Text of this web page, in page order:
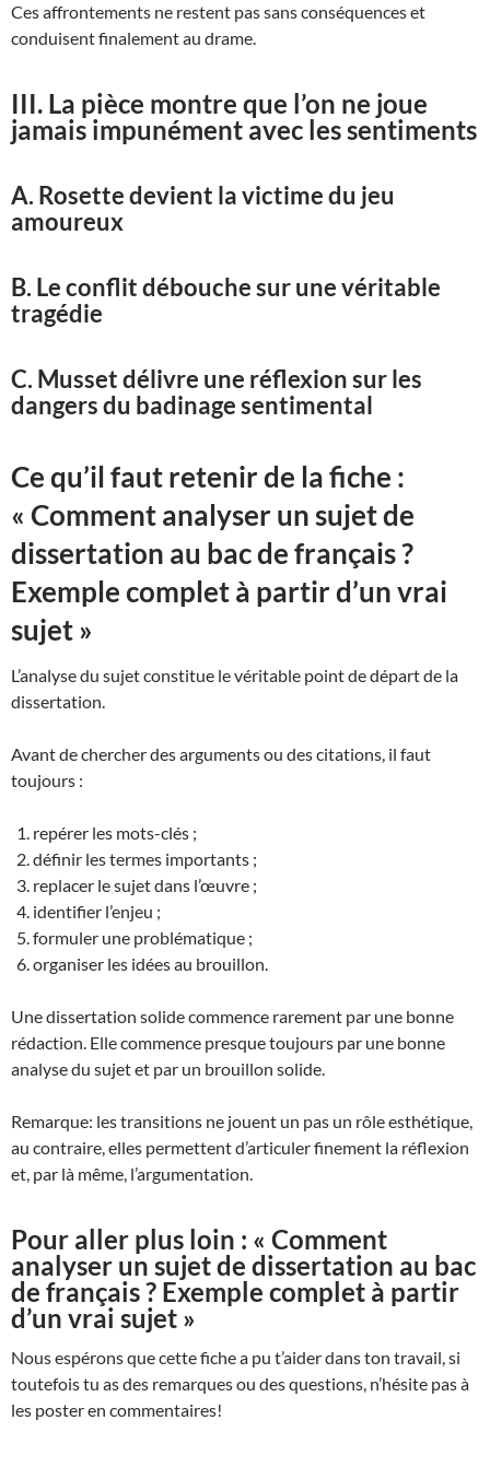
Ces affrontements ne restent pas sans conséquences et
conduisent finalement au drame.
III. La pièce montre que l’on ne joue
jamais impunément avec les sentiments
A. Rosette devient la victime du jeu
amoureux
B. Le conflit débouche sur une véritable
tragédie
C. Musset délivre une réflexion sur les
dangers du badinage sentimental
Ce qu’il faut retenir de la fiche :
« Comment analyser un sujet de
dissertation au bac de français ?
Exemple complet à partir d’un vrai
sujet »
L’analyse du sujet constitue le véritable point de départ de la
dissertation.
Avant de chercher des arguments ou des citations, il faut
toujours :
repérer les mots-clés ;
définir les termes importants ;
replacer le sujet dans l’œuvre ;
identifier l’enjeu ;
formuler une problématique ;
organiser les idées au brouillon.
Une dissertation solide commence rarement par une bonne
rédaction. Elle commence presque toujours par une bonne
analyse du sujet et par un brouillon solide.
Remarque: les transitions ne jouent un pas un rôle esthétique,
au contraire, elles permettent d’articuler finement la réflexion
et, par là même, l’argumentation.
Pour aller plus loin : « Comment
analyser un sujet de dissertation au bac
de français ? Exemple complet à partir
d’un vrai sujet »
Nous espérons que cette fiche a pu t’aider dans ton travail, si
toutefois tu as des remarques ou des questions, n’hésite pas à
les poster en commentaires!